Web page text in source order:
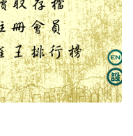
☆★☆★☆
）, Hong Kong
宗香港麻將